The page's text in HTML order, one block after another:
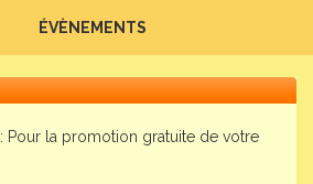
ÉVÈNEMENTS
: Pour la promotion gratuite de votre